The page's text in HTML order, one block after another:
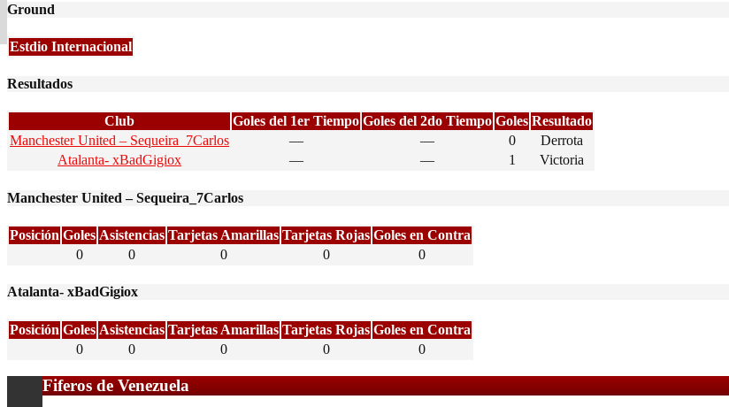
Ground
Estdio Internacional
Resultados
Club Goles del 1er Tiempo Goles del 2do Tiempo Goles Resultado
Manchester United – Sequeira_7Carlos
— — 0
Derrota
Atalanta- xBadGigiox
— — 1 Victoria
Manchester United – Sequeira_7Carlos
Posición Goles Asistencias Tarjetas Amarillas Tarjetas Rojas Goles en Contra
0
0 0 0 0
Atalanta- xBadGigiox
Posición Goles Asistencias Tarjetas Amarillas Tarjetas Rojas Goles en Contra
0
0 0 0 0
Fiferos de Venezuela